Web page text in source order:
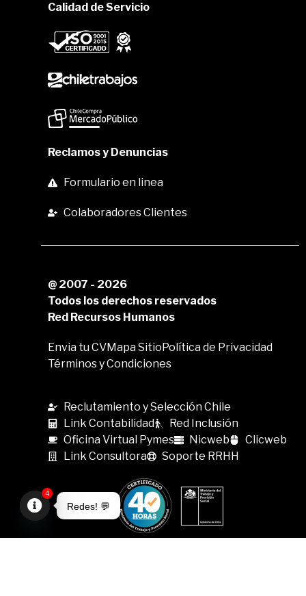
Calidad de Servicio
Reclamos y Denuncias
Formulario en linea
Colaboradores Clientes
@ 2007 - 2026
Todos los derechos reservados
Red Recursos Humanos
Envia tu CVMapa SitioPolítica de Privacidad
Términos y Condiciones
Reclutamiento y Selección Chile
Link Contabilidad
Red Inclusión
Oficina Virtual Pymes
Nicweb
Clicweb
Link Consultora
Soporte RRHH
Redes! 💬
4